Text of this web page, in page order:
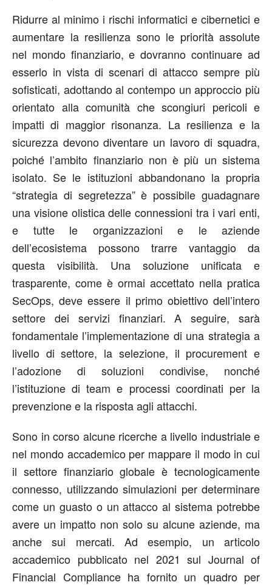
Ridurre al minimo i rischi informatici e cibernetici e
aumentare la resilienza sono le priorità assolute
nel mondo finanziario, e dovranno continuare ad
esserlo in vista di scenari di attacco sempre più
sofisticati, adottando al contempo un approccio più
orientato alla comunità che scongiuri pericoli e
impatti di maggior risonanza. La resilienza e la
sicurezza devono diventare un lavoro di squadra,
poiché l’ambito finanziario non è più un sistema
isolato. Se le istituzioni abbandonano la propria
“strategia di segretezza” è possibile guadagnare
una visione olistica delle connessioni tra i vari enti,
e tutte le organizzazioni e le aziende
dell’ecosistema possono trarre vantaggio da
questa visibilità. Una soluzione unificata e
trasparente, come è ormai accettato nella pratica
SecOps, deve essere il primo obiettivo dell’intero
settore dei servizi finanziari. A seguire, sarà
fondamentale l’implementazione di una strategia a
livello di settore, la selezione, il procurement e
l’adozione di soluzioni condivise, nonché
l’istituzione di team e processi coordinati per la
prevenzione e la risposta agli attacchi.
Sono in corso alcune ricerche a livello industriale e
nel mondo accademico per mappare il modo in cui
il settore finanziario globale è tecnologicamente
connesso, utilizzando simulazioni per determinare
come un guasto o un attacco al sistema potrebbe
avere un impatto non solo su alcune aziende, ma
anche sui mercati. Ad esempio, un articolo
accademico pubblicato nel 2021 sul Journal of
Financial Compliance ha fornito un quadro per